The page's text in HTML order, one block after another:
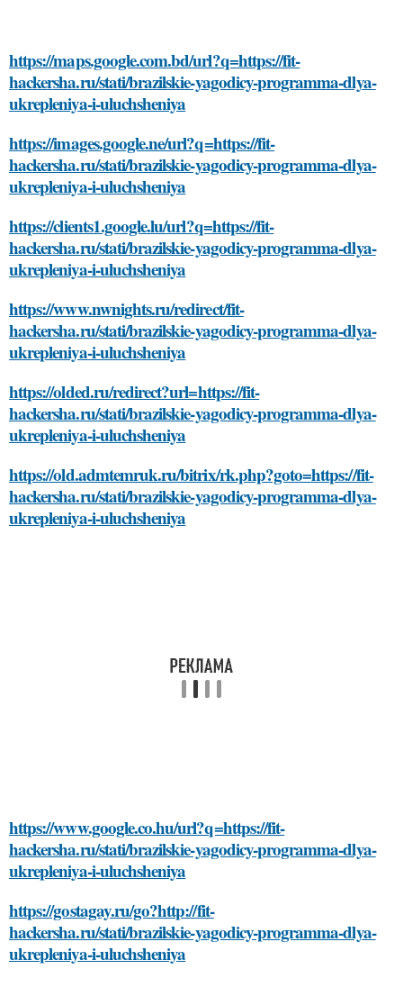
https://maps.google.com.bd/url?q=https://fit-
hackersha.ru/stati/brazilskie-yagodicy-programma-dlya-
ukrepleniya-i-uluchsheniya
https://images.google.ne/url?q=https://fit-
hackersha.ru/stati/brazilskie-yagodicy-programma-dlya-
ukrepleniya-i-uluchsheniya
https://clients1.google.lu/url?q=https://fit-
hackersha.ru/stati/brazilskie-yagodicy-programma-dlya-
ukrepleniya-i-uluchsheniya
https://www.nwnights.ru/redirect/fit-
hackersha.ru/stati/brazilskie-yagodicy-programma-dlya-
ukrepleniya-i-uluchsheniya
https://olded.ru/redirect?url=https://fit-
hackersha.ru/stati/brazilskie-yagodicy-programma-dlya-
ukrepleniya-i-uluchsheniya
https://old.admtemruk.ru/bitrix/rk.php?goto=https://fit-
hackersha.ru/stati/brazilskie-yagodicy-programma-dlya-
ukrepleniya-i-uluchsheniya
https://www.google.co.hu/url?q=https://fit-
hackersha.ru/stati/brazilskie-yagodicy-programma-dlya-
ukrepleniya-i-uluchsheniya
https://gostagay.ru/go?http://fit-
hackersha.ru/stati/brazilskie-yagodicy-programma-dlya-
ukrepleniya-i-uluchsheniya